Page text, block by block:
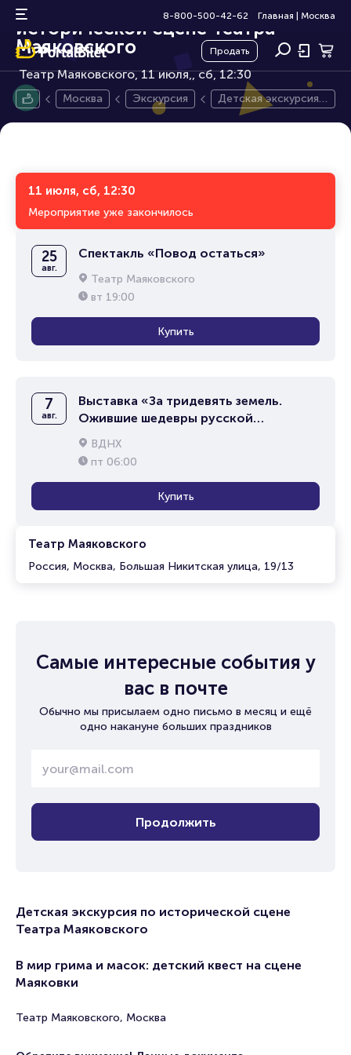
8-800-500-42-62 Главная Москва
Продать
Детская экскурсия по
исторической сцене Театра
Маяковского
Театр Маяковского, 11 июля,
6+
сб, 12:30
Москва Экскурсия
Детская экскурсия п
о исторической сце
11 июля, сб, 12:30
Мероприятие уже закончилось
Театр Маяковского
Россия, Москва, Большая Никитская улица, 19/13
25
авг.
Спектакль «Повод остаться»
Театр Маяковского
вт 19:00
Купить
7
авг.
Выставка «За тридевять земель.
Ожившие шедевры русской
живописи»
ВДНХ
пт 06:00
Купить
Самые интересные события у
вас в почте
Обычно мы присылаем одно письмо в месяц и ещё
одно накануне больших праздников
Продолжить
Детская экскурсия по исторической сцене
Театра Маяковского
В мир грима и масок: детский квест на сцене
Маяковки
Театр Маяковского, Москва